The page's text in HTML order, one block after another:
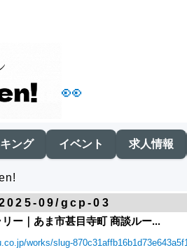
👀
ング イベント 求人情報
09/gcp-03
ー｜あま市甚目寺町 商談ルー...
works/slug-